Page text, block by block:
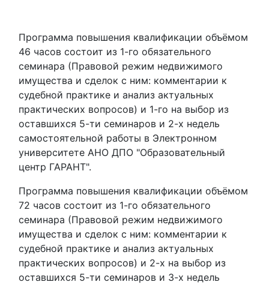
Программа повышения квалификации объёмом
46 часов состоит из 1-го обязательного
семинара (Правовой режим недвижимого
имущества и сделок с ним: комментарии к
судебной практике и анализ актуальных
практических вопросов) и 1-го на выбор из
оставшихся 5-ти семинаров и 2-х недель
самостоятельной работы в Электронном
университете АНО ДПО "Образовательный
центр ГАРАНТ".
Программа повышения квалификации объёмом
72 часов состоит из 1-го обязательного
семинара (Правовой режим недвижимого
имущества и сделок с ним: комментарии к
судебной практике и анализ актуальных
практических вопросов) и 2-х на выбор из
оставшихся 5-ти семинаров и 3-х недель